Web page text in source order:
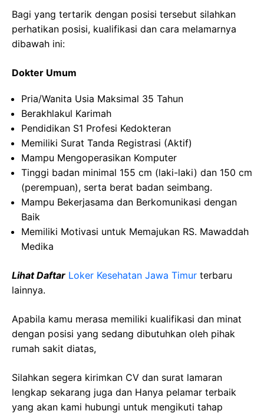
Bagi yang tertarik dengan posisi tersebut silahkan
perhatikan posisi, kualifikasi dan cara melamarnya
dibawah ini:
Dokter Umum
Pria/Wanita Usia Maksimal 35 Tahun
Berakhlakul Karimah
Pendidikan S1 Profesi Kedokteran
Memiliki Surat Tanda Registrasi (Aktif)
Mampu Mengoperasikan Komputer
Tinggi badan minimal 155 cm (laki-laki) dan 150 cm
(perempuan), serta berat badan seimbang.
Mampu Bekerjasama dan Berkomunikasi dengan
Baik
Memiliki Motivasi untuk Memajukan RS. Mawaddah
Medika
Lihat Daftar Loker Kesehatan Jawa Timur terbaru
lainnya.
Apabila kamu merasa memiliki kualifikasi dan minat
dengan posisi yang sedang dibutuhkan oleh pihak
rumah sakit diatas,
Silahkan segera kirimkan CV dan surat lamaran
lengkap sekarang juga dan Hanya pelamar terbaik
yang akan kami hubungi untuk mengikuti tahap